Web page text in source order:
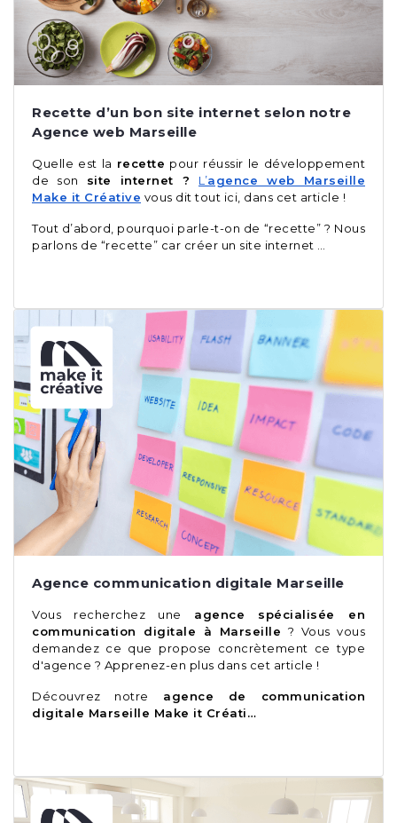
Recette d’un bon site internet selon notre
Agence web Marseille
Quelle est la recette pour réussir le développement
de son site internet ? L’agence web Marseille
Make it Créative vous dit tout ici, dans cet article !
Tout d’abord, pourquoi parle-t-on de “recette” ? Nous
parlons de “recette” car créer un site internet …
Agence communication digitale Marseille
Vous recherchez une agence spécialisée en
communication digitale à Marseille ? Vous vous
demandez ce que propose concrètement ce type
d'agence ? Apprenez-en plus dans cet article !
Découvrez notre
agence de communication
digitale Marseille Make it Créati…